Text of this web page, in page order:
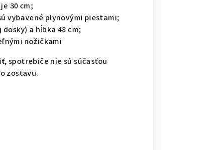
30 cm;
vybavené plynovými piestami;
a hĺbka 48 cm;
nožičkami
, spotrebiče nie sú súčasťou
zostavu.